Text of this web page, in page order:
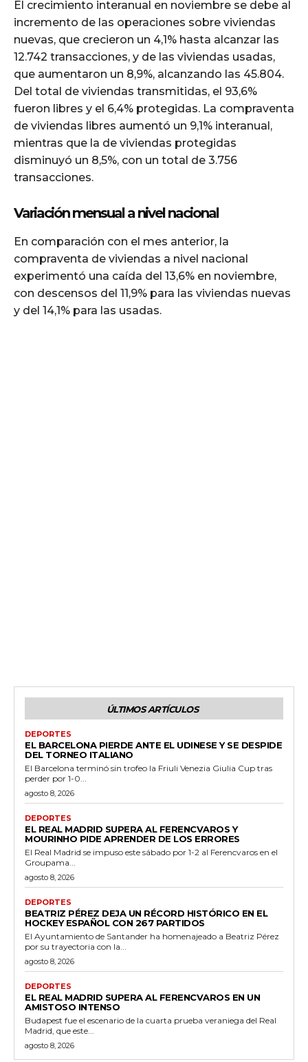
El crecimiento interanual en noviembre se debe al
incremento de las operaciones sobre viviendas
nuevas, que crecieron un 4,1% hasta alcanzar las
12.742 transacciones, y de las viviendas usadas,
que aumentaron un 8,9%, alcanzando las 45.804.
Del total de viviendas transmitidas, el 93,6%
fueron libres y el 6,4% protegidas. La compraventa
de viviendas libres aumentó un 9,1% interanual,
mientras que la de viviendas protegidas
disminuyó un 8,5%, con un total de 3.756
transacciones.
Variación mensual a nivel nacional
En comparación con el mes anterior, la
compraventa de viviendas a nivel nacional
experimentó una caída del 13,6% en noviembre,
con descensos del 11,9% para las viviendas nuevas
y del 14,1% para las usadas.
ÚLTIMOS ARTÍCULOS
DEPORTES
EL BARCELONA PIERDE ANTE EL UDINESE Y SE DESPIDE
DEL TORNEO ITALIANO
El Barcelona terminó sin trofeo la Friuli Venezia Giulia Cup tras
perder por 1-0...
agosto 8, 2026
DEPORTES
EL REAL MADRID SUPERA AL FERENCVAROS Y
MOURINHO PIDE APRENDER DE LOS ERRORES
El Real Madrid se impuso este sábado por 1-2 al Ferencvaros en el
Groupama...
agosto 8, 2026
DEPORTES
BEATRIZ PÉREZ DEJA UN RÉCORD HISTÓRICO EN EL
HOCKEY ESPAÑOL CON 267 PARTIDOS
El Ayuntamiento de Santander ha homenajeado a Beatriz Pérez
por su trayectoria con la...
agosto 8, 2026
DEPORTES
EL REAL MADRID SUPERA AL FERENCVAROS EN UN
AMISTOSO INTENSO
Budapest fue el escenario de la cuarta prueba veraniega del Real
Madrid, que este...
agosto 8, 2026